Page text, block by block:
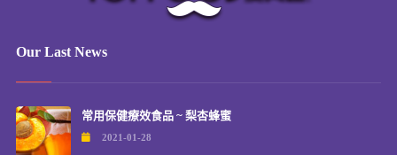
Our Last News
常用保健療效食品 ~ 梨杏蜂蜜
2021-01-28